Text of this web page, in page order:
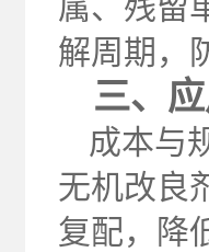
属、残留
解周期，
三、
成本与
无机改良
复配，降